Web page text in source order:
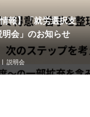
報】「就労選択支
会」のお知らせ
説明会